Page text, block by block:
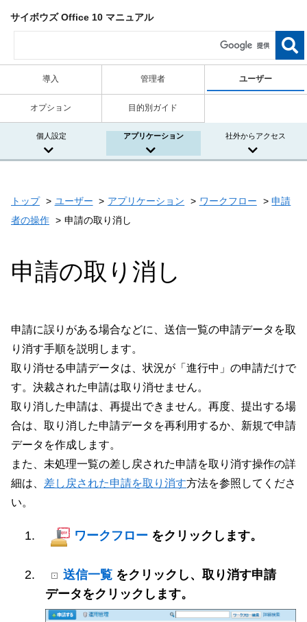
サイボウズ Office 10 マニュアル
導入 管理者 ユーザー
オプション 目的別ガイド
個人設定 アプリケーション 社外からアクセス
トップ ユーザー アプリケーション ワークフロー
申請
者の操作
申請の取り消し
申請の取り消し
申請に誤りがある場合などに、送信一覧の申請データを取
り消す手順を説明します。
取り消せる申請データは、状況が「進行中」の申請だけで
す。決裁された申請は取り消せません。
取り消した申請は、再提出できません。再度、提出する場
合は、取り消した申請データを再利用するか、新規で申請
データを作成します。
また、未処理一覧の差し戻された申請を取り消す操作の詳
細は、 差し戻された申請を取り消す方法を参照してくださ
い。
ワークフロー をクリックします。
送信一覧 をクリックし、取り消す申請
データをクリックします。